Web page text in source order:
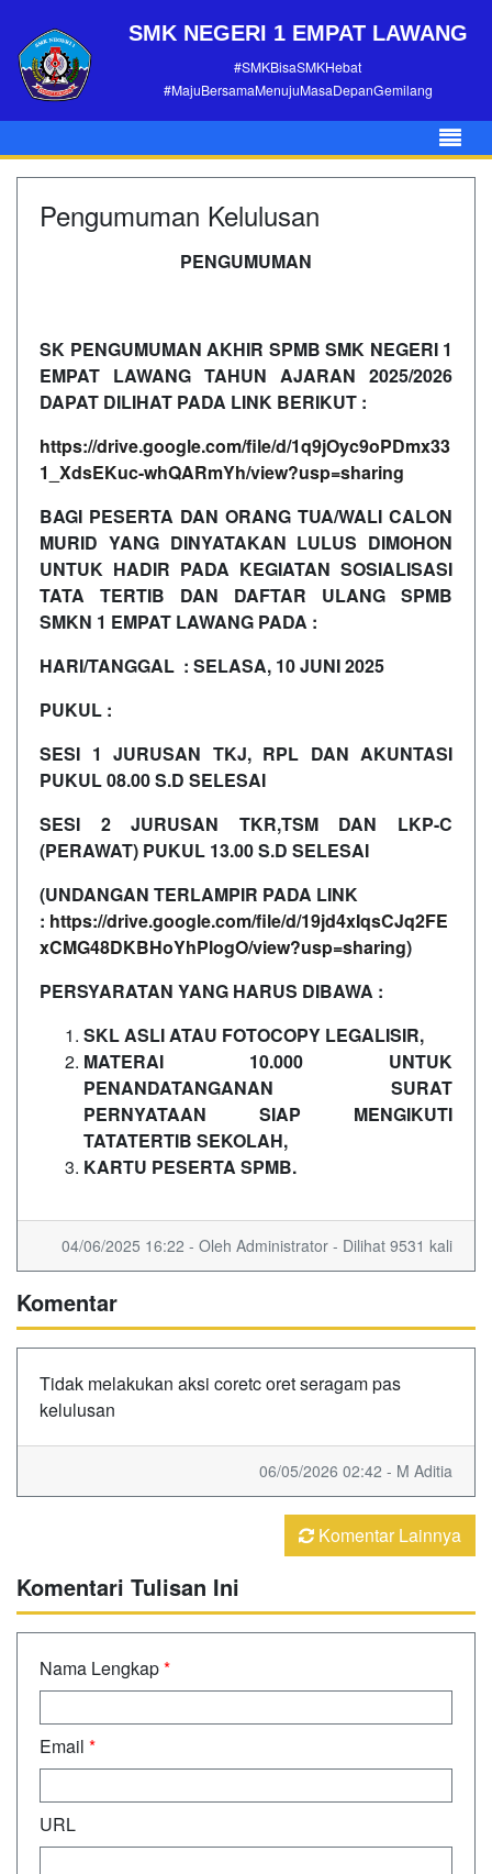
SMK NEGERI 1 EMPAT LAWANG
#SMKBisaSMKHebat
#MajuBersamaMenujuMasaDepanGemilang
Pengumuman Kelulusan
PENGUMUMAN
SK PENGUMUMAN AKHIR SPMB SMK NEGERI 1
EMPAT LAWANG TAHUN AJARAN 2025/2026
DAPAT DILIHAT PADA LINK BERIKUT :
https://drive.google.com/file/d/1q9jOyc9oPDmx33
1_XdsEKuc-whQARmYh/view?usp=sharing
BAGI PESERTA DAN ORANG TUA/WALI CALON
MURID YANG DINYATAKAN LULUS DIMOHON
UNTUK HADIR PADA KEGIATAN SOSIALISASI
TATA TERTIB DAN DAFTAR ULANG SPMB
SMKN 1 EMPAT LAWANG PADA :
HARI/TANGGAL : SELASA, 10 JUNI 2025
PUKUL :
SESI 1 JURUSAN TKJ, RPL DAN AKUNTASI
PUKUL 08.00 S.D SELESAI
SESI 2 JURUSAN TKR,TSM DAN LKP-C
(PERAWAT) PUKUL 13.00 S.D SELESAI
(UNDANGAN TERLAMPIR PADA LINK
: https://drive.google.com/file/d/19jd4xIqsCJq2FE
xCMG48DKBHoYhPlogO/view?usp=sharing)
PERSYARATAN YANG HARUS DIBAWA :
SKL ASLI ATAU FOTOCOPY LEGALISIR,
MATERAI 10.000 UNTUK
PENANDATANGANAN SURAT
PERNYATAAN SIAP MENGIKUTI
TATATERTIB SEKOLAH,
KARTU PESERTA SPMB.
04/06/2025 16:22 - Oleh Administrator - Dilihat 9531 kali
Komentar
Tidak melakukan aksi coretc oret seragam pas
kelulusan
06/05/2026 02:42 - M Aditia
Komentar Lainnya
Komentari Tulisan Ini
Nama Lengkap*
Email *
URL